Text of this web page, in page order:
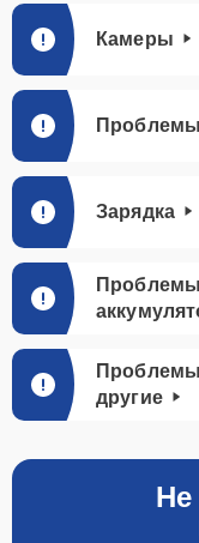
Камеры
Зарядка
Проблемы
другие